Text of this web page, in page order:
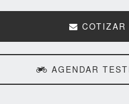
COTIZAR
AGENDAR